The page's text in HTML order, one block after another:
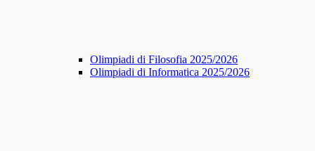
Olimpiadi di Filosofia 2025/2026
Olimpiadi di Informatica 2025/2026